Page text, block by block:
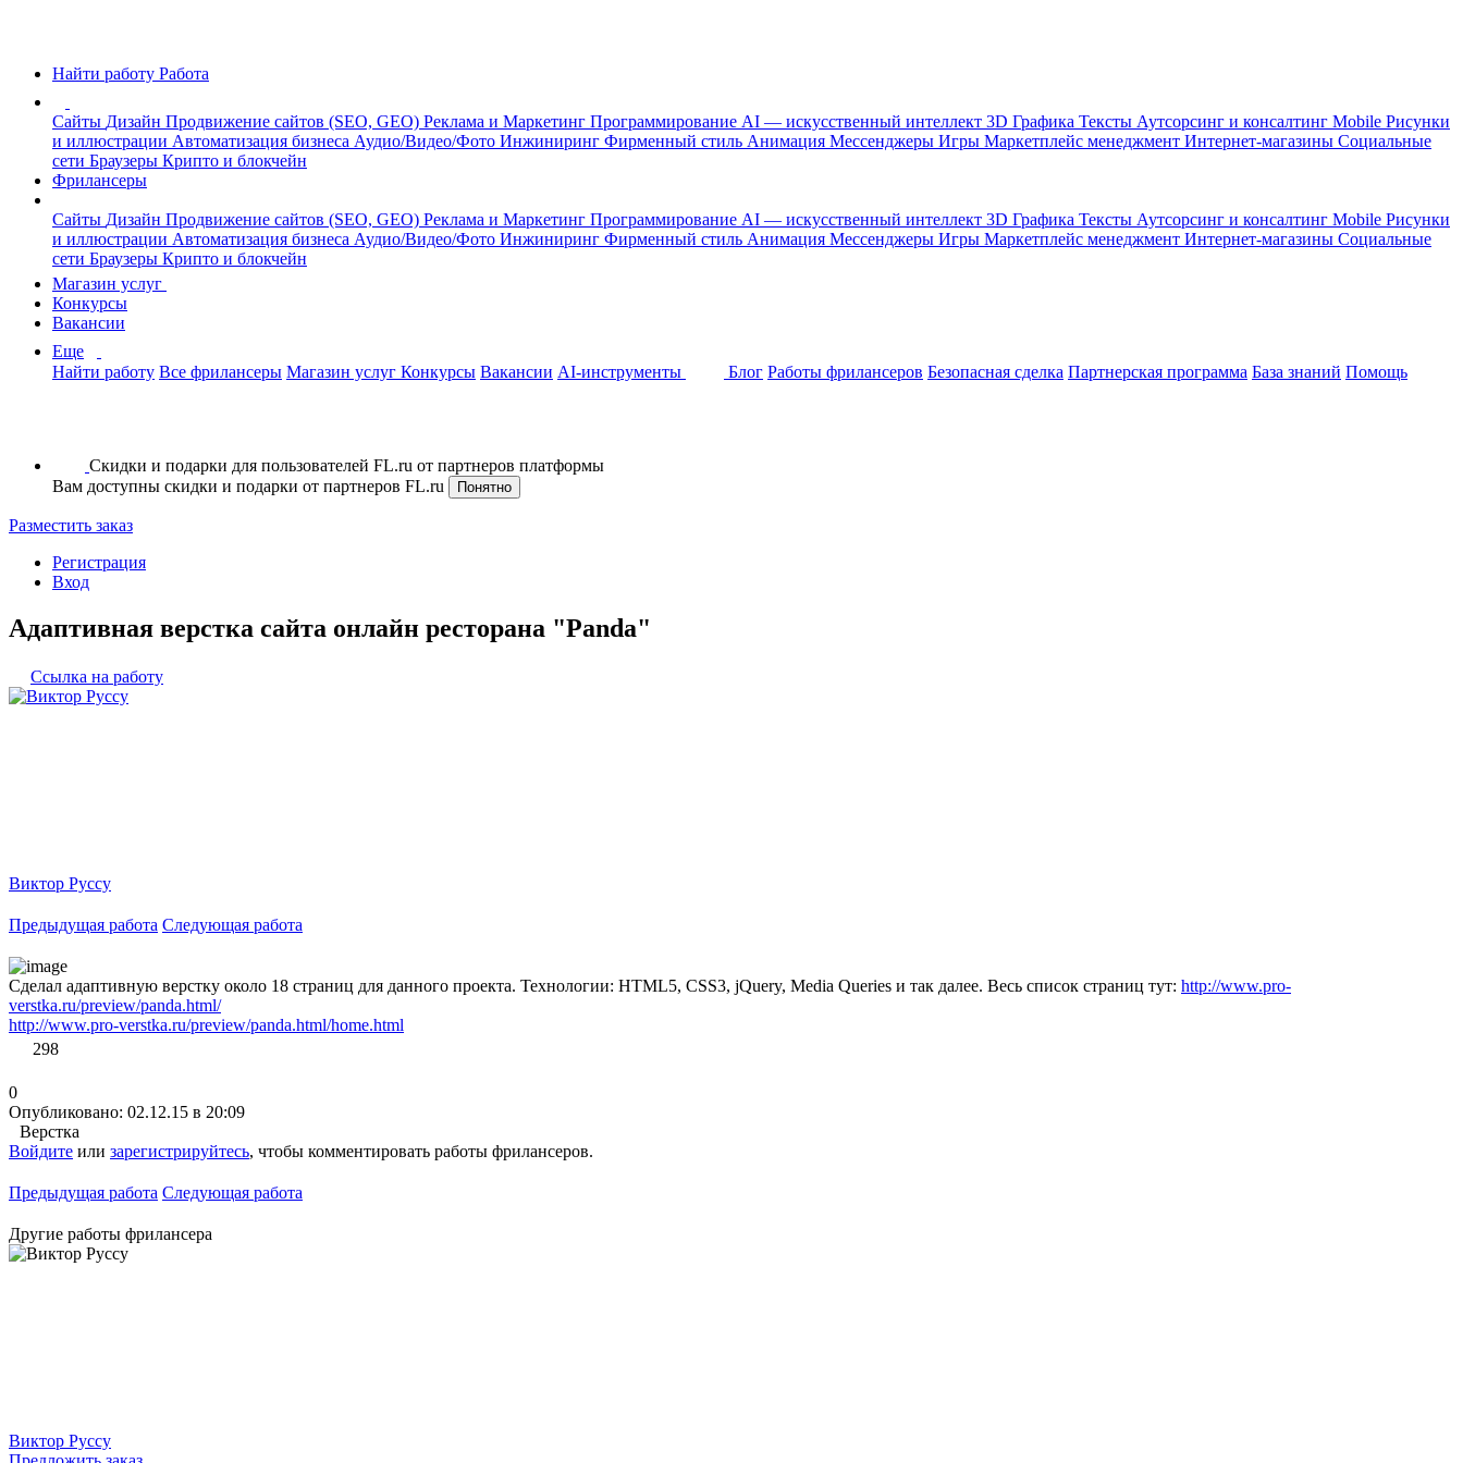
Найти работу Работа
Сайты Дизайн Продвижение сайтов (SEO, GEO) Реклама и Маркетинг Программирование AI — искусственный интеллект 3D Графика Тексты Аутсорсинг и консалтинг Mobile Рисунки
и иллюстрации Автоматизация бизнеса Аудио/Видео/Фото Инжиниринг Фирменный стиль Анимация Мессенджеры Игры Маркетплейс менеджмент Интернет-магазины Социальные
сети Браузеры Крипто и блокчейн
Фрилансеры
Сайты Дизайн Продвижение сайтов (SEO, GEO) Реклама и Маркетинг Программирование AI — искусственный интеллект 3D Графика Тексты Аутсорсинг и консалтинг Mobile Рисунки
и иллюстрации Автоматизация бизнеса Аудио/Видео/Фото Инжиниринг Фирменный стиль Анимация Мессенджеры Игры Маркетплейс менеджмент Интернет-магазины Социальные
сети Браузеры Крипто и блокчейн
Магазин услуг
Конкурсы
Вакансии
Еще
Найти работу Все фрилансеры Магазин услуг Конкурсы Вакансии AI-инструменты Блог Работы фрилансеров Безопасная сделка Партнерская программа База знаний Помощь
Скидки и подарки для пользователей FL.ru от партнеров платформы
Вам доступны скидки и подарки от партнеров FL.ru
Понятно
Разместить заказ
Регистрация
Вход
Адаптивная верстка сайта онлайн ресторана "Panda"
Ссылка на работу
Виктор Руссу
Предыдущая работа Следующая работа
Сделал адаптивную верстку около 18 страниц для данного проекта. Технологии: HTML5, CSS3, jQuery, Media Queries и так далее. Весь список страниц тут: http://www.pro-
verstka.ru/preview/panda.html/
http://www.pro-verstka.ru/preview/panda.html/home.html
298
0
Опубликовано: 02.12.15 в 20:09
Верстка
Войдите или зарегистрируйтесь, чтобы комментировать работы фрилансеров.
Предыдущая работа Следующая работа
Другие работы фрилансера
Виктор Руссу